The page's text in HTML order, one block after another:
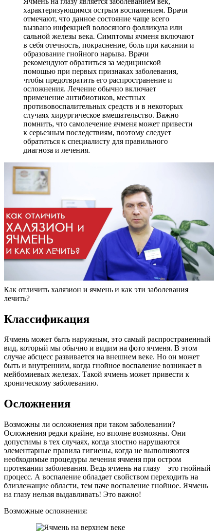
характеризующимся острым воспалением. Врачи
отмечают, что данное состояние чаще всего
вызвано инфекцией волосяного фолликула или
сальной железы века. Симптомы ячменя включают
в себя отечность, покраснение, боль при касании и
образование гнойного нарыва. Врачи
рекомендуют обратиться за медицинской
помощью при первых признаках заболевания,
чтобы предотвратить его распространение и
осложнения. Лечение обычно включает
применение антибиотиков, местных
противовоспалительных средств и в некоторых
случаях хирургическое вмешательство. Важно
помнить, что самолечение ячменя может привести
к серьезным последствиям, поэтому следует
обратиться к специалисту для правильного
диагноза и лечения.
Как отличить халязион и ячмень и как эти заболевания
лечить?
Классификация
Ячмень может быть наружным, это самый распространенный
вид, который мы обычно и видим на фото ячменя. В этом
случае абсцесс развивается на внешнем веке. Но он может
быть и внутренним, когда гнойное воспаление возникает в
мейбомиевых железах. Такой ячмень может привести к
хроническому заболеванию.
Осложнения
Возможны ли осложнения при таком заболевании?
Осложнения редки крайне, но вполне возможны. Они
допустимы в тех случаях, когда злостно нарушаются
элементарные правила гигиены, когда не выполняются
необходимые процедуры лечения ячменя при остром
протекании заболевания. Ведь ячмень на глазу – это гнойный
процесс. А воспаление обладает свойством переходить на
близлежащие области, тем паче воспаление гнойное. Ячмень
на глазу нельзя выдавливать! Это важно!
Возможные осложнения: